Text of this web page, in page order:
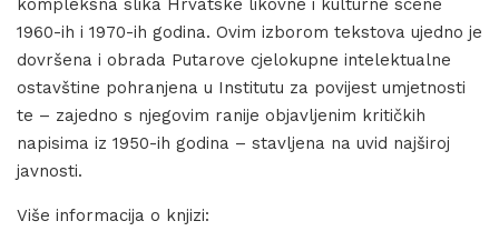
kompleksna slika Hrvatske likovne i kulturne scene
1960-ih i 1970-ih godina. Ovim izborom tekstova ujedno je
dovršena i obrada Putarove cjelokupne intelektualne
ostavštine pohranjena u Institutu za povijest umjetnosti
te – zajedno s njegovim ranije objavljenim kritičkih
napisima iz 1950-ih godina – stavljena na uvid najširoj
javnosti.
Više informacija o knjizi: